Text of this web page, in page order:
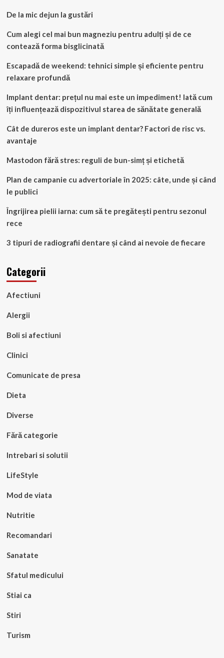
De la mic dejun la gustări
Cum alegi cel mai bun magneziu pentru adulți și de ce
contează forma bisglicinată
Escapadă de weekend: tehnici simple și eficiente pentru
relaxare profundă
Implant dentar: prețul nu mai este un impediment! Iată cum
îți influențează dispozitivul starea de sănătate generală
Cât de dureros este un implant dentar? Factori de risc vs.
avantaje
Mastodon fără stres: reguli de bun-simț și etichetă
Plan de campanie cu advertoriale în 2025: câte, unde și când
le publici
Îngrijirea pielii iarna: cum să te pregătești pentru sezonul
rece
3 tipuri de radiografii dentare și când ai nevoie de fiecare
Categorii
Afectiuni
Alergii
Boli si afectiuni
Clinici
Comunicate de presa
Dieta
Diverse
Fără categorie
Intrebari si solutii
LifeStyle
Mod de viata
Nutritie
Recomandari
Sanatate
Sfatul medicului
Stiai ca
Stiri
Turism